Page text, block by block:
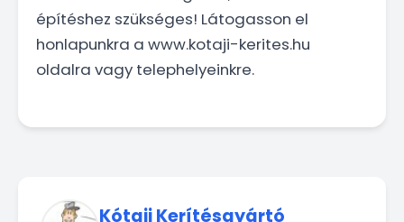
építéshez szükséges! Látogasson el
honlapunkra a www.kotaji-kerites.hu
oldalra vagy telephelyeinkre.
Kótaji Kerítésgyártó